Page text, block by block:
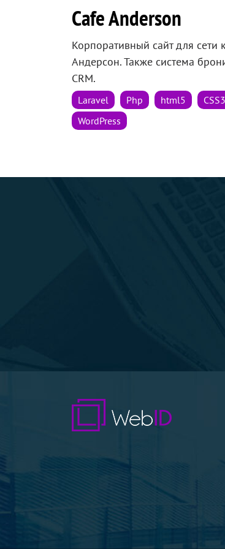
Cafe Anderson
Корпоративный сайт для сети
Андерсон. Также система
CRM.
Laravel Php html5 CSS3
WordPress